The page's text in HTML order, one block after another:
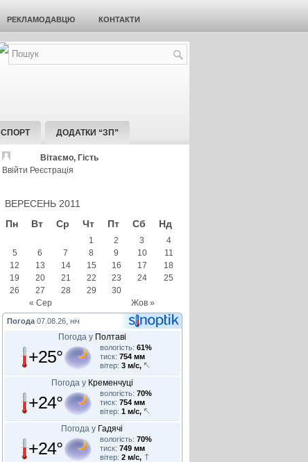
РЕКЛАМОДАВЦЮ КОНТАКТИ
СПОРТ ДОДАТКИ “ЗП”
Вітаємо, Гість
Ввійти Реєстрація
ВЕРЕСЕНЬ 2011
Пн
Вт Ср Чт Пт Сб Нд
« Сер Жов »
1 2 3
4
5
6 7 8 9 10
11
12
13 14 15 16 17
18
19
20 21 22 23 24
25
26
27 28 29 30
Погода 07.08.26, ніч
Погода у Полтаві
+25° вологість: 61%
тиск: 754 мм
вітер: 3 м/с,
Погода у Кременчуці
+24° вологість: 70%
тиск: 754 мм
вітер: 1 м/с,
Погода у Гадячі
+24° вологість: 70%
тиск: 749 мм
вітер: 2 м/с,